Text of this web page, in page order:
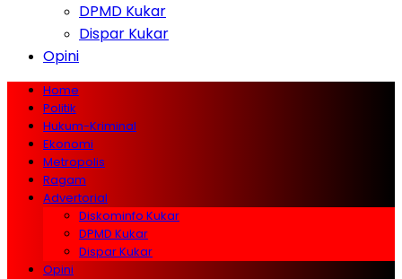
DPMD Kukar
Dispar Kukar
Opini
Home
Politik
Hukum-Kriminal
Ekonomi
Metropolis
Ragam
Advertorial
Diskominfo Kukar
DPMD Kukar
Dispar Kukar
Opini